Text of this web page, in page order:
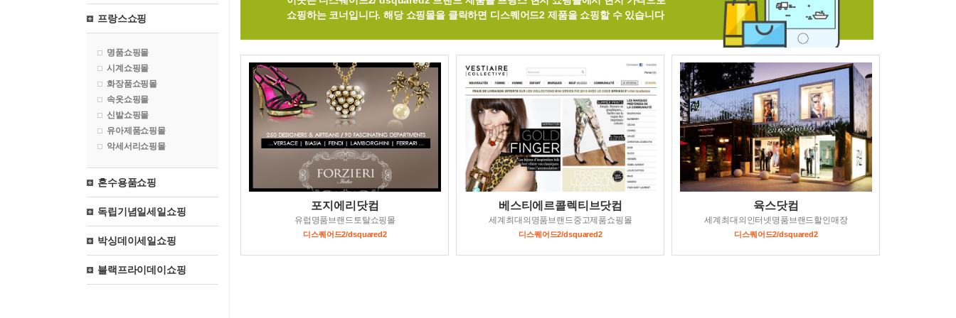
프랑스쇼핑
명품쇼핑몰
시계쇼핑몰
화장품쇼핑몰
속옷쇼핑몰
신발쇼핑몰
유아제품쇼핑몰
악세서리쇼핑몰
혼수용품쇼핑
독립기념일세일쇼핑
박싱데이세일쇼핑
블랙프라이데이쇼핑
쇼핑하는 코너입니다. 해당 쇼핑몰을 클릭하면 디스퀘어드2 제품을 쇼핑할 수 있습니다
포지에리닷컴
유럽명품브랜드토탈쇼핑몰
디스퀘어드2/dsquared2
베스티에르콜렉티브닷컴
세계최대의명품브랜드중고제품쇼핑몰
디스퀘어드2/dsquared2
육스닷컴
세계최대의인터넷명품브랜드할인매장
디스퀘어드2/dsquared2